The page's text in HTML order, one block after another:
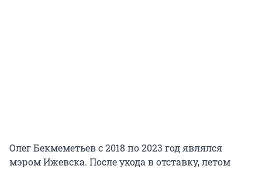
Олег Бекмеметьев с 2018 по 2023 год являлся
мэром Ижевска. После ухода в отставку, летом